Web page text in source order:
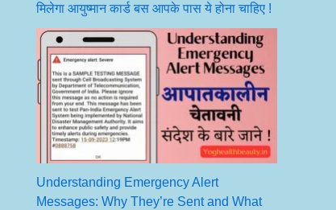
मिलेगा आयुष्मान कार्ड बस आपके पास ये होना चाहिए !
Understanding Emergency Alert
Messages: Why They’re Sent and What